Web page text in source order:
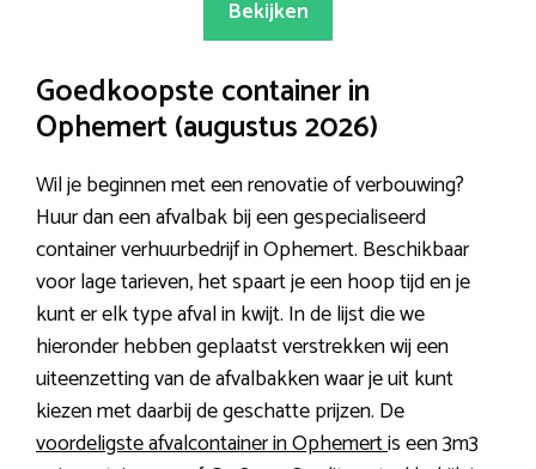
Bekijken
Goedkoopste container in
Ophemert (augustus 2026)
Wil je beginnen met een renovatie of verbouwing?
Huur dan een afvalbak bij een gespecialiseerd
container verhuurbedrijf in Ophemert. Beschikbaar
voor lage tarieven, het spaart je een hoop tijd en je
kunt er elk type afval in kwijt. In de lijst die we
hieronder hebben geplaatst verstrekken wij een
uiteenzetting van de afvalbakken waar je uit kunt
kiezen met daarbij de geschatte prijzen. De
voordeligste afvalcontainer in Ophemertis een 3m3